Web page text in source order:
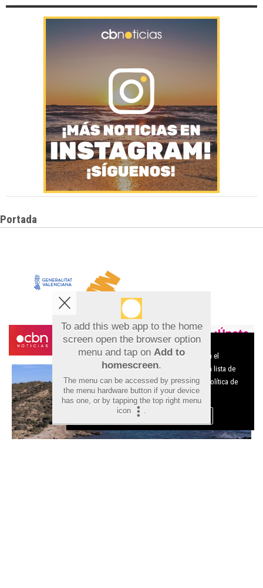
Portada
To add this web app to the home
screen open the browser option
menu and tap on Add to
homescreen.
The menu can be accessed by pressing
the menu hardware button if your device
has one, or by tapping the top right menu
icon
.
Aviso sobre el Uso de cookies:
Utilizamos cookies nuestras y de terceros para el
funcionamiento del digital. Puedes consultar la lista de
cookies y como desconectarlas. Ver nuestra Política de
Privacidad y Cookies
Aceptar Cookies